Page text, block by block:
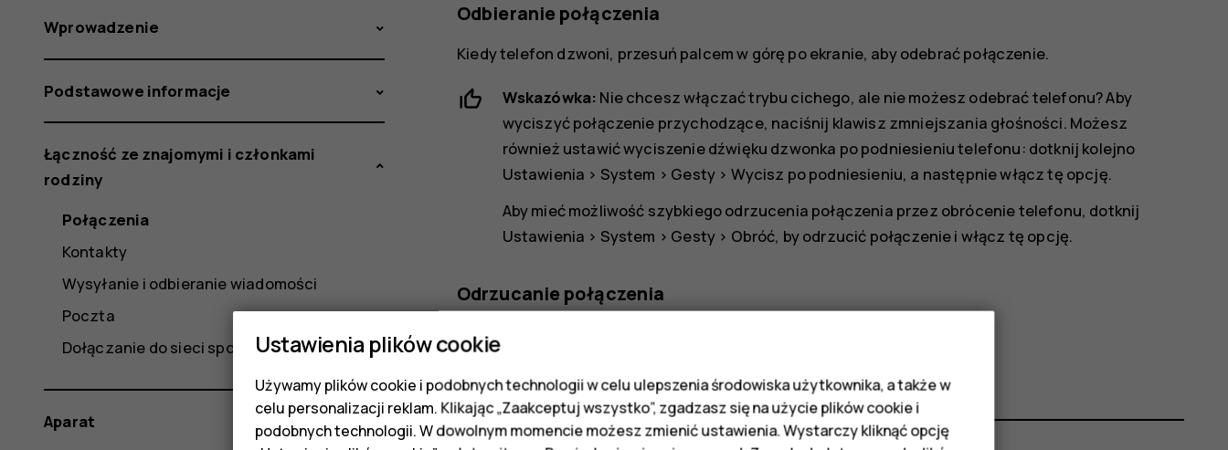
Odbieranie połączenia
Kiedy telefon dzwoni, przesuń palcem w górę po ekranie, aby odebrać połączenie.
Wskazówka: Nie chcesz włączać trybu cichego, ale nie możesz odebrać telefonu? Aby
wyciszyć połączenie przychodzące, naciśnij klawisz zmniejszania głośności. Możesz
również ustawić wyciszenie dźwięku dzwonka po podniesieniu telefonu: dotknij kolejno
Ustawienia > System > Gesty > Wycisz po podniesieniu, a następnie włącz tę opcję.
Aby mieć możliwość szybkiego odrzucenia połączenia przez obrócenie telefonu, dotknij
Ustawienia > System > Gesty > Obróć, by odrzucić połączeniei włącz tę opcję.
Odrzucanie połączenia
Aby odrzucić połączenie, przesuń palcem w dół po ekranie.
Wprowadzenie
Podstawowe informacje
Łączność ze znajomymi i członkami
rodziny
Połączenia
Kontakty
Wysyłanie i odbieranie wiadomości
Poczta
Dołączanie do sieci społecznościowych
Aparat
Ustawienia plików cookie
Używamy plików cookie i podobnych technologii w celu ulepszenia środowiska użytkownika, a także w
celu personalizacji reklam. Klikając „Zaakceptuj wszystko”, zgadzasz się na użycie plików cookie i
podobnych technologii. W dowolnym momencie możesz zmienić ustawienia. Wystarczy kliknąć opcję